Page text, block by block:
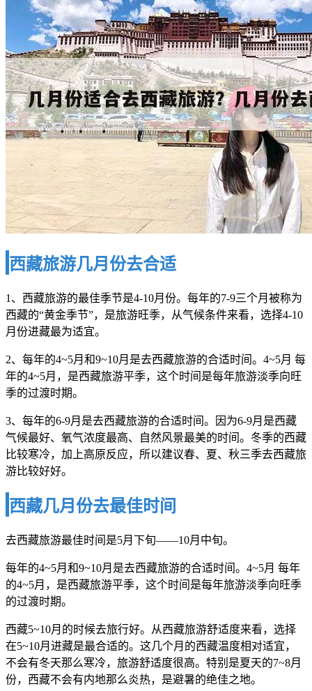
西藏旅游几月份去合适
1、西藏旅游的最佳季节是4-10月份。每年的7-9三个月被称为
西藏的“黄金季节”，是旅游旺季，从气候条件来看，选择4-10
月份进藏最为适宜。
2、每年的4~5月和9~10月是去西藏旅游的合适时间。4~5月 每
年的4~5月，是西藏旅游平季，这个时间是每年旅游淡季向旺
季的过渡时期。
3、每年的6-9月是去西藏旅游的合适时间。因为6-9月是西藏
气候最好、氧气浓度最高、自然风景最美的时间。冬季的西藏
比较寒冷，加上高原反应，所以建议春、夏、秋三季去西藏旅
游比较好好。
西藏几月份去最佳时间
去西藏旅游最佳时间是5月下旬——10月中旬。
每年的4~5月和9~10月是去西藏旅游的合适时间。4~5月 每年
的4~5月，是西藏旅游平季，这个时间是每年旅游淡季向旺季
的过渡时期。
西藏5~10月的时候去旅行好。从西藏旅游舒适度来看，选择
在5~10月进藏是最合适的。这几个月的西藏温度相对适宜，
不会有冬天那么寒冷，旅游舒适度很高。特别是夏天的7~8月
份，西藏不会有内地那么炎热，是避暑的绝佳之地。